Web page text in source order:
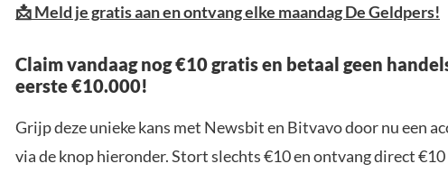
📩 Meld je gratis aan en ontvang elke maandag De Geldpers!
Claim vandaag nog €10 gratis en betaal geen
eerste €10.000!
Grijp deze unieke kans met Newsbit en Bitvavo door nu een
via de knop hieronder. Stort slechts €10 en ontvang direct